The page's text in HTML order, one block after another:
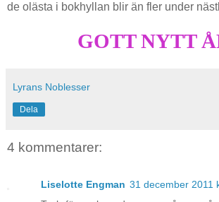
de olästa i bokhyllan blir än fler under
GOTT NYTT
Lyrans Noblesser
Dela
4 kommentarer:
Liselotte Engman 31 december 2011